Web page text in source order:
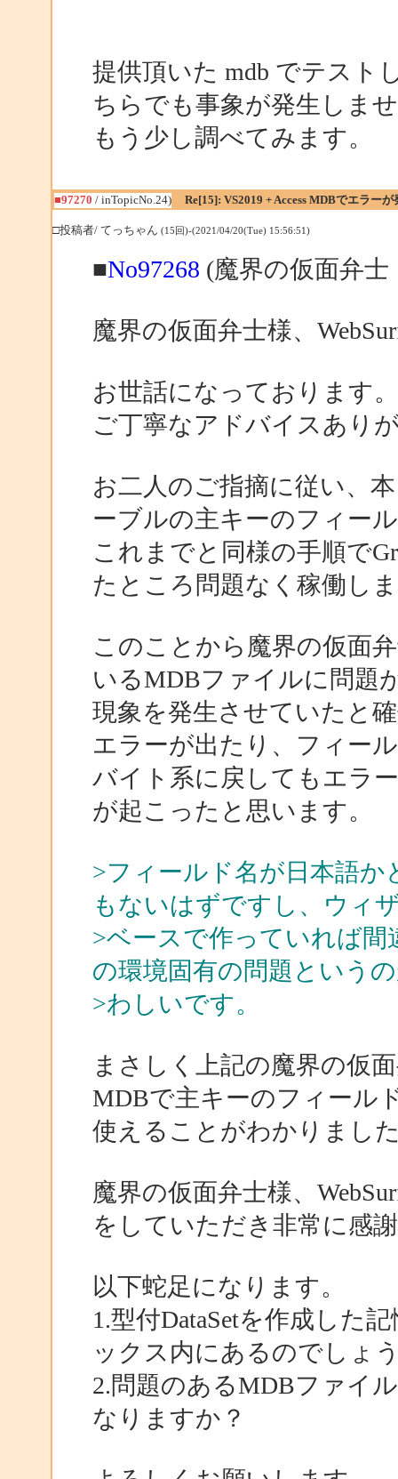
提供頂いた mdb でテスト
ちらでも事象が発生しま
もう少し調べてみます。
■97270 / inTopicNo.24) Re[15]: VS2019 + Access MDBでエラーが
□投稿者/ てっちゃん (15回)-(2021/04/20(Tue) 15:56:51)
■No97268 (魔界の仮面弁
魔界の仮面弁士様、
お世話になっております。
ご丁寧なアドバイスあり
お二人のご指摘に従い、
ーブルの主キーのフィー
これまでと同様の手順で
たところ問題なく稼働し
このことから魔界の仮面
いるMDBファイルに問題
現象を発生させていたと
エラーが出たり、フィー
バイト系に戻してもエラ
が起こったと思います。
>フィールド名が日本語
もないはずですし、ウィ
>ベースで作っていれば
の環境固有の問題という
>わしいです。
まさしく上記の魔界の仮
MDBで主キーのフィール
使えることがわかりまし
魔界の仮面弁士様、
をしていただき非常に感
以下蛇足になります。
1.型付DataSetを作成した
ックス内にあるのでしょ
2.問題のあるMDBファイ
なりますか？